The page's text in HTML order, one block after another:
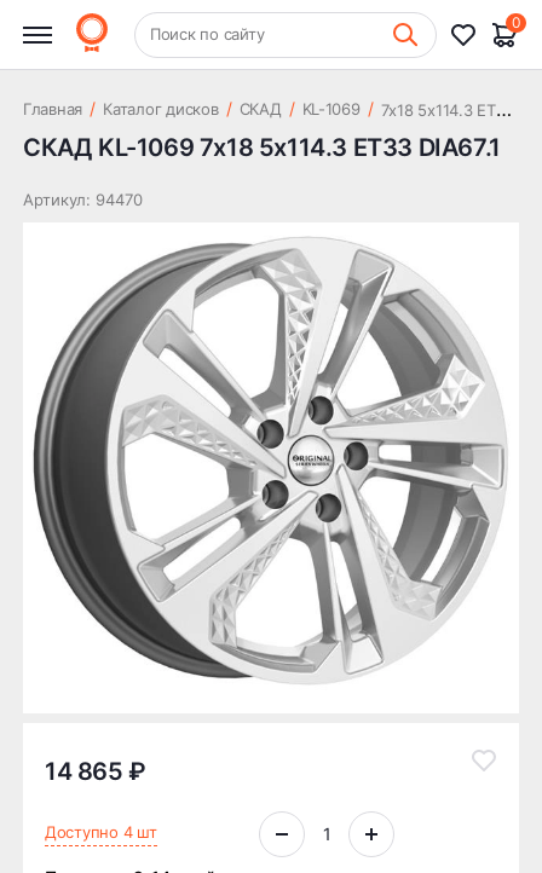
+7 (831) 261-35-35 Шиномонтаж
Поиск по сайту
0
ET33 DIA67.1
Главная / Каталог дисков / СКАД / KL-1069 / 7
x18 5x114.3 ET33 DIA67.1
СКАД KL-1069 7x18 5x114.3 ET33 DIA67.1
Артикул: 94470
14 865 ₽
Доступно 4 шт